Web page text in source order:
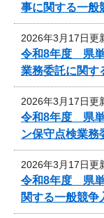
事に関する一般
2026年3月17日更
令和8年度 県
業務委託に関す
2026年3月17日更
令和8年度 県
ン保守点検業
2026年3月17日更
令和8年度 県
関する一般競争